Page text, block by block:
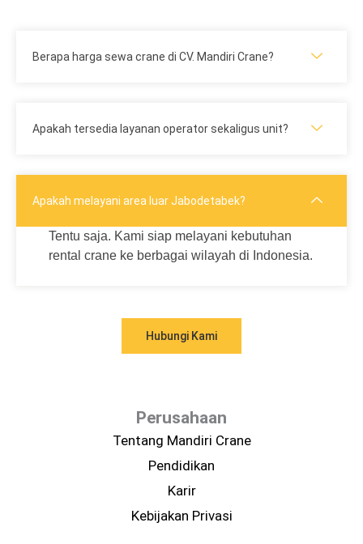
Berapa harga sewa crane di CV. Mandiri Crane?
Apakah tersedia layanan operator sekaligus unit?
Apakah melayani area luar Jabodetabek?
Tentu saja. Kami siap melayani kebutuhan
rental crane ke berbagai wilayah di Indonesia.
Hubungi Kami
Perusahaan
Tentang Mandiri Crane
Pendidikan
Karir
Kebijakan Privasi